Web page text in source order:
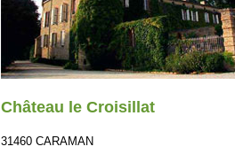
Château le Croisillat
31460 CARAMAN